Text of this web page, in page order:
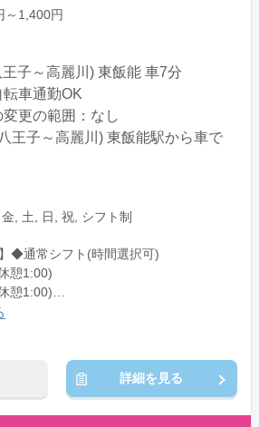
～1,400円
子～高麗川) 東飯能 車7分
車通勤OK
更の範囲：なし
王子～高麗川) 東飯能駅から車で
, 土, 日, 祝, シフト制
】◆通常シフト(時間選択可)
憩1:00)
憩1:00)
憩1:00)
詳細を見る